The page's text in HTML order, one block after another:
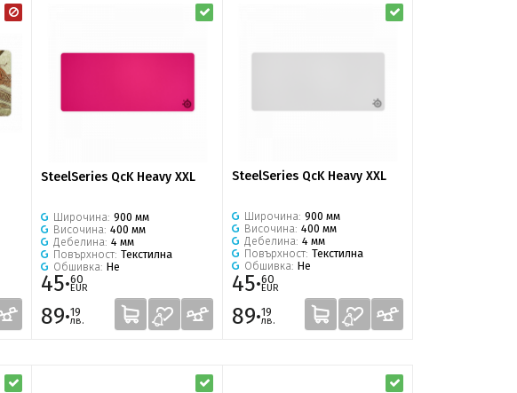
SteelSeries QcK Heavy XXL
Широчина: 900 мм
Височина: 400 мм
Дебелина: 4 мм
Повърхност: Текстилна
Обшивка: Не
45·60
EUR
89·19
лв.
SteelSeries QcK Heavy XXL
Широчина: 900 мм
Височина: 400 мм
Дебелина: 4 мм
Повърхност: Текстилна
Обшивка: Не
45·60
EUR
89·19
лв.